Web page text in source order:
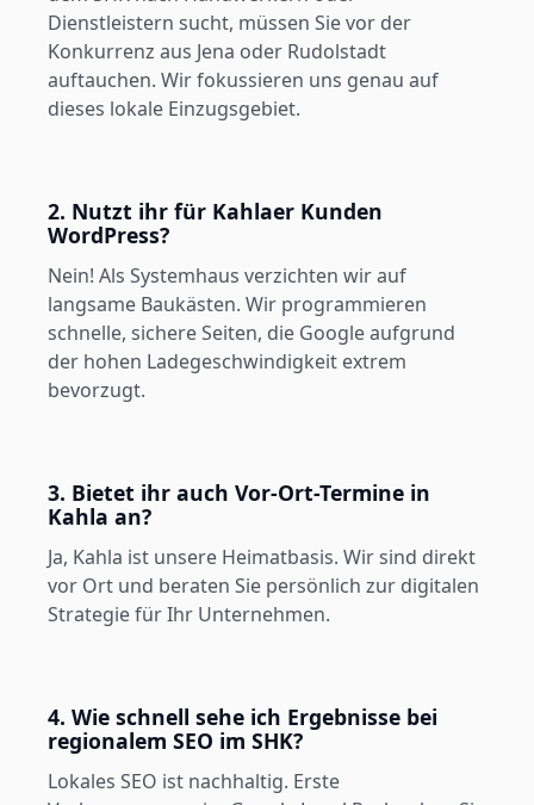
Dienstleistern sucht, müssen Sie vor der
Konkurrenz aus Jena oder Rudolstadt
auftauchen. Wir fokussieren uns genau auf
dieses lokale Einzugsgebiet.
2. Nutzt ihr für Kahlaer Kunden
WordPress?
Nein! Als Systemhaus verzichten wir auf
langsame Baukästen. Wir programmieren
schnelle, sichere Seiten, die Google aufgrund
der hohen Ladegeschwindigkeit extrem
bevorzugt.
3. Bietet ihr auch Vor-Ort-Termine in
Kahla an?
Ja, Kahla ist unsere Heimatbasis. Wir sind direkt
vor Ort und beraten Sie persönlich zur digitalen
Strategie für Ihr Unternehmen.
4. Wie schnell sehe ich Ergebnisse bei
regionalem SEO im SHK?
Lokales SEO ist nachhaltig. Erste